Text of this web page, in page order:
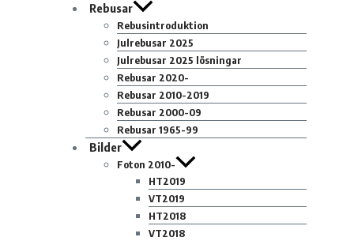
Rebusar
Rebusintroduktion
Julrebusar 2025
Julrebusar 2025 lösningar
Rebusar 2020-
Rebusar 2010-2019
Rebusar 2000-09
Rebusar 1965-99
Bilder
Foton 2010-
HT2019
VT2019
HT2018
VT2018